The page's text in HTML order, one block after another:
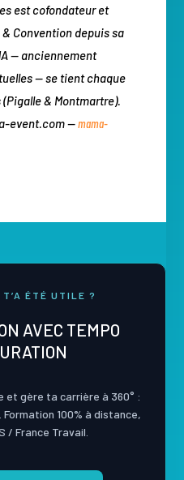
est cofondateur et
Convention depuis sa
— anciennement
— se tient chaque
& Montmartre).
event.com —mama-
ÉTÉ UTILE ?
AVEC TEMPO
et gère ta carrière à 360° :
100% à distance,
/ France Travail.